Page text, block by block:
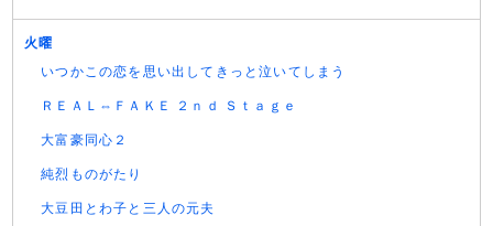
火曜
いつかこの恋を思い出してきっと泣いてしまう
ＲＥＡＬ⇔ＦＡＫＥ ２ｎｄ Ｓｔａｇｅ
大富豪同心２
純烈ものがたり
大豆田とわ子と三人の元夫